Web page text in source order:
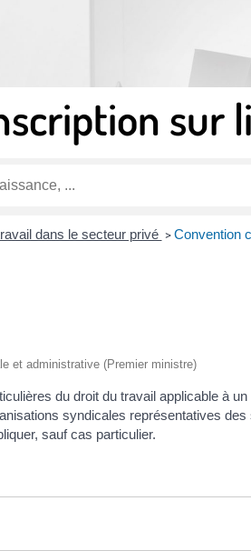
sur
dans le secteur privé > Convention
et administrative (Premier ministre)
du droit du travail applicable à
syndicales représentatives
sauf cas particulier.